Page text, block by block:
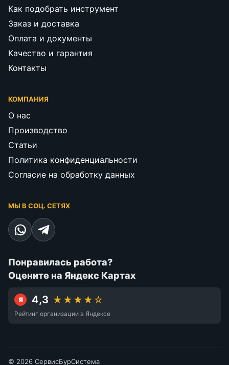
Как подобрать инструмент
Заказ и доставка
Оплата и документы
Качество и гарантия
Контакты
КОМПАНИЯ
О нас
Производство
Статьи
Политика конфиденциальности
Согласие на обработку данных
МЫ В СОЦ. СЕТЯХ
Понравилась работа?
Оцените на Яндекс Картах
Я 4,3 ★★★★☆
Рейтинг организации в Яндексе
© 2026 СервисБурСистема